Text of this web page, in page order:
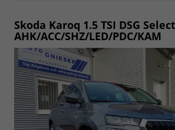
Skoda Karoq 1.5 TSI DSG
AHK/ACC/SHZ/LED/PDC/KAM